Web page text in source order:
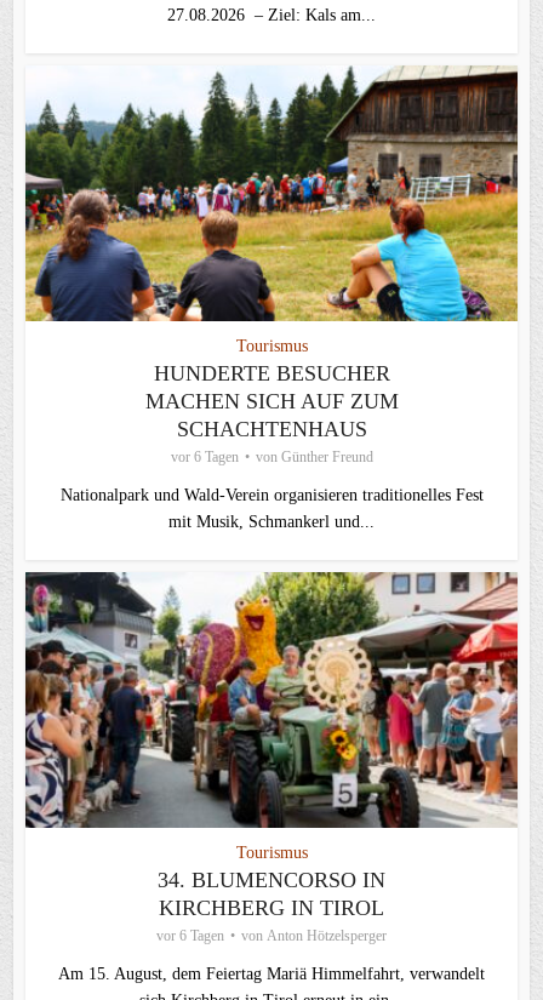
27.08.2026 – Ziel: Kals am...
Tourismus
HUNDERTE BESUCHER
MACHEN SICH AUF ZUM
SCHACHTENHAUS
vor 6 Tagen von Günther Freund
Nationalpark und Wald-Verein organisieren traditionelles Fest
mit Musik, Schmankerl und...
Tourismus
34. BLUMENCORSO IN
KIRCHBERG IN TIROL
vor 6 Tagen von Anton Hötzelsperger
Am 15. August, dem Feiertag Mariä Himmelfahrt, verwandelt